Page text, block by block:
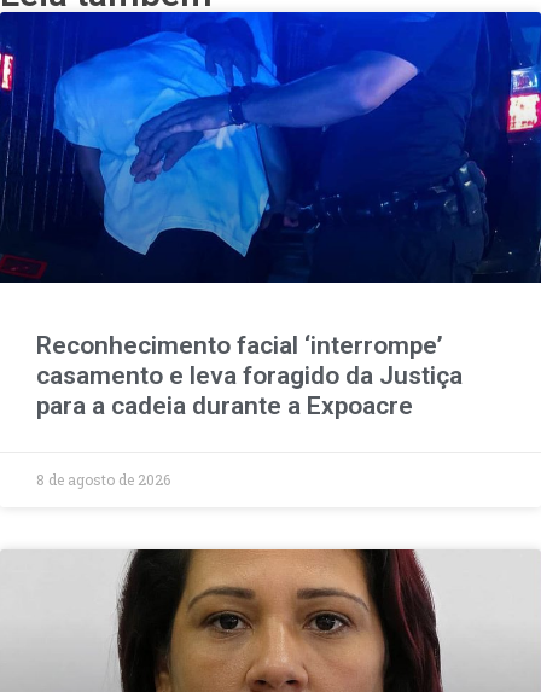
Reconhecimento facial ‘interrompe’
casamento e leva foragido da Justiça
para a cadeia durante a Expoacre
8 de agosto de 2026